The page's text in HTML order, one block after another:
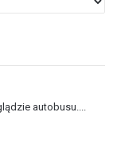
autobusu....